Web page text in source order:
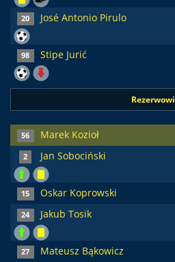
20 José Antonio Pirulo
98 Stipe Jurić
Rezerwowi
56 Marek Kozioł
2 Jan Sobociński
15 Oskar Koprowski
24 Jakub Tosik
27 Mateusz Bąkowicz